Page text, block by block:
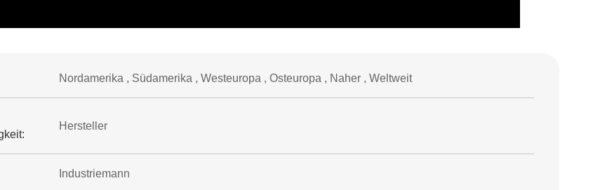
Nordamerika , Südamerika , Westeuropa , Osteuropa , Naher , Weltweit
Hersteller
Industriemann